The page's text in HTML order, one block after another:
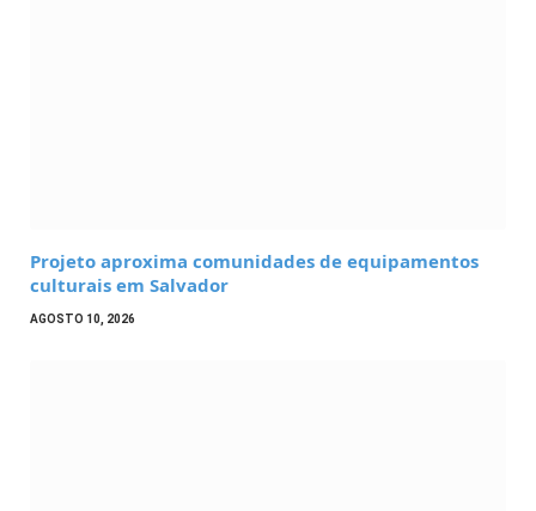
Projeto aproxima comunidades de equipamentos
culturais em Salvador
AGOSTO 10, 2026